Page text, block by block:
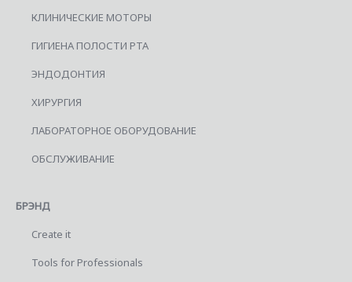
КЛИНИЧЕСКИЕ МОТОРЫ
ГИГИЕНА ПОЛОСТИ РТА
ЭНДОДОНТИЯ
ХИРУРГИЯ
ЛАБОРАТОРНОЕ ОБОРУДОВАНИЕ
ОБСЛУЖИВАНИЕ
БРЭНД
Create it
Tools for Professionals